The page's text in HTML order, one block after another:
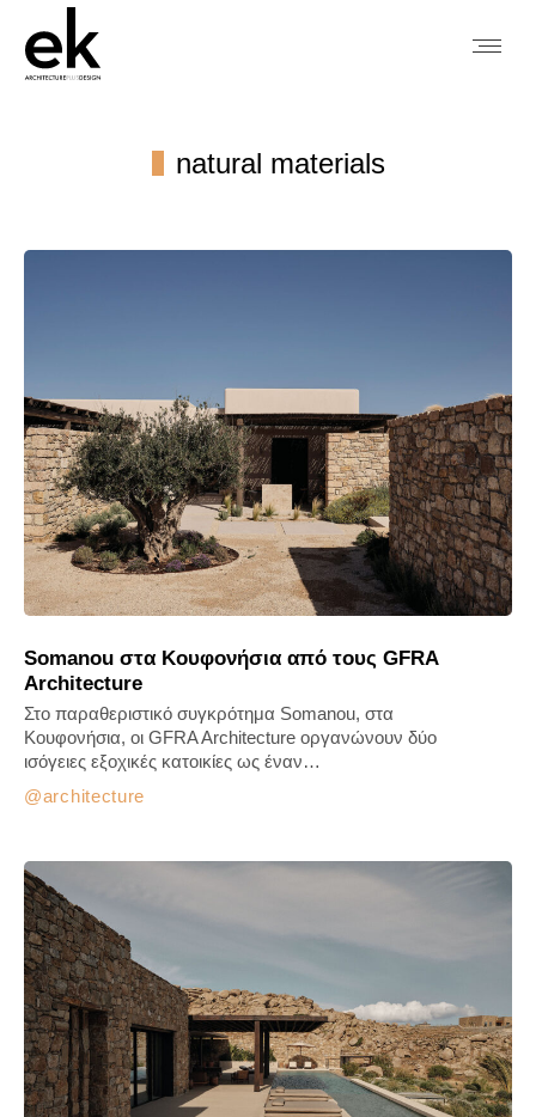
natural materials
Somanou στα Κουφονήσια από τους GFRA
Architecture
architecture
Στο παραθεριστικό συγκρότημα Somanou, στα
Κουφονήσια, οι GFRA Architecture οργανώνουν δύο
ισόγειες εξοχικές κατοικίες ως έναν…